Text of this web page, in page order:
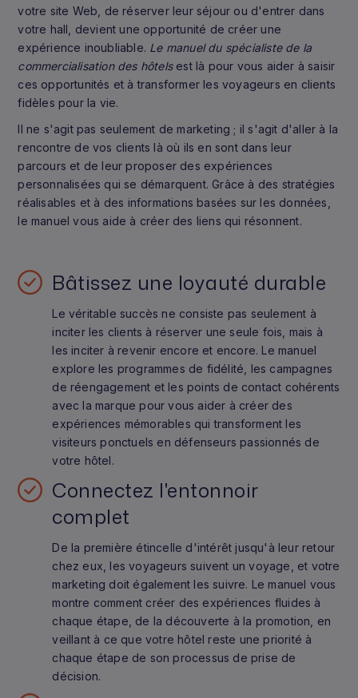
votre site Web, de réserver leur séjour ou d'entrer dans
votre hall, devient une opportunité de créer une
expérience inoubliable. Le manuel du spécialiste de la
commercialisation des hôtelsest là pour vous aider à saisir
ces opportunités et à transformer les voyageurs en clients
fidèles pour la vie.
Il ne s'agit pas seulement de marketing ; il s'agit d'aller à la
rencontre de vos clients là où ils en sont dans leur
parcours et de leur proposer des expériences
personnalisées qui se démarquent. Grâce à des stratégies
réalisables et à des informations basées sur les données,
le manuel vous aide à créer des liens qui résonnent.
Bâtissez une loyauté durable
Le véritable succès ne consiste pas seulement à
inciter les clients à réserver une seule fois, mais à
les inciter à revenir encore et encore. Le manuel
explore les programmes de fidélité, les campagnes
de réengagement et les points de contact cohérents
avec la marque pour vous aider à créer des
expériences mémorables qui transforment les
visiteurs ponctuels en défenseurs passionnés de
votre hôtel.
Connectez l'entonnoir
complet
De la première étincelle d'intérêt jusqu'à leur retour
chez eux, les voyageurs suivent un voyage, et votre
marketing doit également les suivre. Le manuel vous
montre comment créer des expériences fluides à
chaque étape, de la découverte à la promotion, en
veillant à ce que votre hôtel reste une priorité à
chaque étape de son processus de prise de
décision.